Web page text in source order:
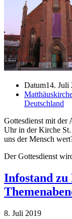
Datum14. Juli
Deutschland
Gottesdienst mit der
Uhr in der Kirche St.
uns der Mensch
Der Gottesdienst
Infostand
8. Juli 2019